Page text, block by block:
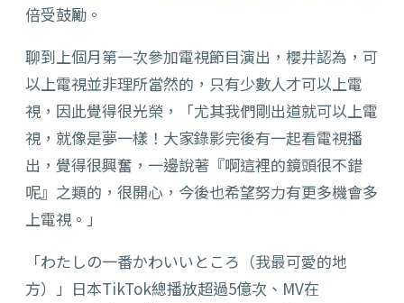
倍受鼓勵。
聊到上個月第一次參加電視節目演出，櫻井認為，可
以上電視並非理所當然的，只有少數人才可以上電
視，因此覺得很光榮，「尤其我們剛出道就可以上電
視，就像是夢一樣！大家錄影完後有一起看電視播
出，覺得很興奮，一邊說著『啊這裡的鏡頭很不錯
呢』之類的，很開心，今後也希望努力有更多機會多
上電視。」
「わたしの一番かわいいところ（我最可愛的地
方）」日本TikTok總播放超過5億次、MV在